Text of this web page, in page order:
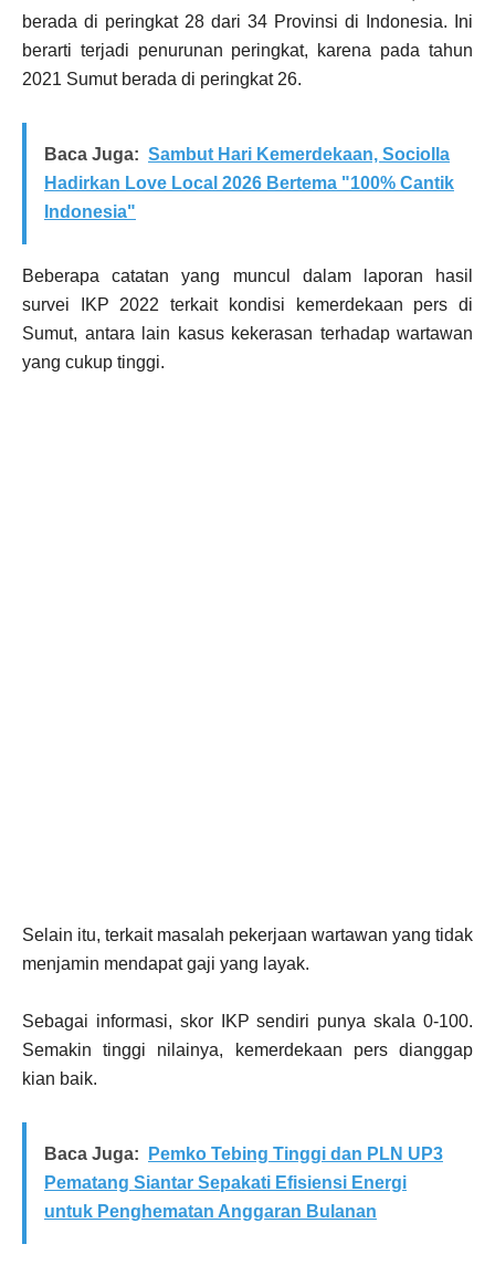
berada di peringkat 28 dari 34 Provinsi di Indonesia. Ini
berarti terjadi penurunan peringkat, karena pada tahun
2021 Sumut berada di peringkat 26.
Baca Juga: Sambut Hari Kemerdekaan, Sociolla
Hadirkan Love Local 2026 Bertema "100% Cantik
Indonesia"
Beberapa catatan yang muncul dalam laporan hasil
survei IKP 2022 terkait kondisi kemerdekaan pers di
Sumut, antara lain kasus kekerasan terhadap wartawan
yang cukup tinggi.
Selain itu, terkait masalah pekerjaan wartawan yang tidak
menjamin mendapat gaji yang layak.
Sebagai informasi, skor IKP sendiri punya skala 0-100.
Semakin tinggi nilainya, kemerdekaan pers dianggap
kian baik.
Baca Juga:
Pemko Tebing Tinggi dan PLN UP3
Pematang Siantar Sepakati Efisiensi Energi
untuk Penghematan Anggaran Bulanan